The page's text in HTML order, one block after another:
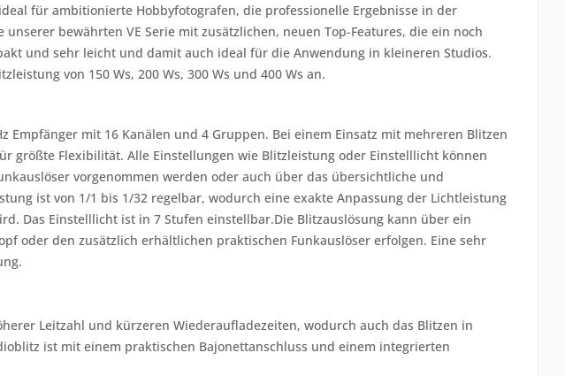
für ambitionierte Hobbyfotografen, die professionelle Ergebnisse in der
bewährten VE Serie mit zusätzlichen, neuen Top-Features, die ein noch
und sehr leicht und damit auch ideal für die Anwendung in kleineren Studios.
von 150 Ws, 200 Ws, 300 Ws und 400 Ws an.
Empfänger mit 16 Kanälen und 4 Gruppen. Bei einem Einsatz mit mehreren Blitzen
größte Flexibilität. Alle Einstellungen wie Blitzleistung oder Einstelllicht können
vorgenommen werden oder auch über das übersichtliche und
ist von 1/1 bis 1/32 regelbar, wodurch eine exakte Anpassung der Lichtleistung
Das Einstelllicht ist in 7 Stufen einstellbar.Die Blitzauslösung kann über ein
oder den zusätzlich erhältlichen praktischen Funkauslöser erfolgen. Eine sehr
Leitzahl und kürzeren Wiederaufladezeiten, wodurch auch das Blitzen in
ist mit einem praktischen Bajonettanschluss und einem integrierten